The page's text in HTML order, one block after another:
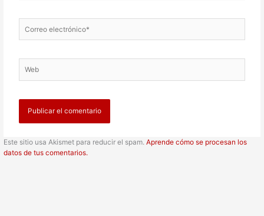
electrónico*
Este sitio usa Akismet para reducir el spam.Aprende cómo se procesan los
datos de tus comentarios.